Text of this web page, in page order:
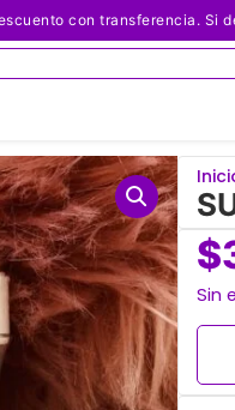
con transferencia. Si
$
Sin